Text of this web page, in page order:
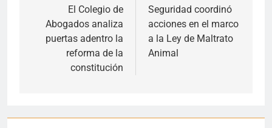
entradas
El Colegio de
Abogados analiza
puertas adentro la
reforma de la
constitución
Seguridad coordinó
acciones en el marco
a la Ley de Maltrato
Animal